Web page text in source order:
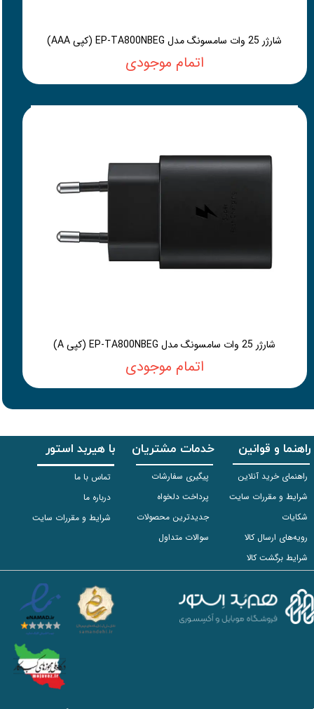
شارژر 25 وات سامسونگ مدل EP-TA800NBEG (کپی AAA)
اتمام موجودی
شارژر 25 وات سامسونگ مدل EP-TA800NBEG (کپی A)
اتمام موجودی
راهنما و قوانین
راهنمای خرید آنلاین
شرایط و مقررات سایت
شکایات
رویه‌های ارسال کالا
شرایط برگشت کالا
خدمات مشتریان
پیگیری سفارشات
پرداخت دلخواه
جدیدترین محصولات
سوالات متداول
با هیربد استور
تماس با ما
درباره ما
شرایط و مقررات سایت